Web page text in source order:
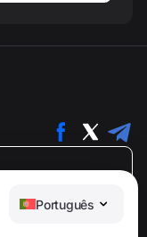
Português
contra golpes